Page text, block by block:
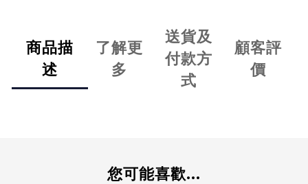
商品描
述
了解更
多
送貨及
付款方
式
顧客評
價
您可能喜歡...